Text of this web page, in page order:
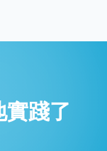
實踐了